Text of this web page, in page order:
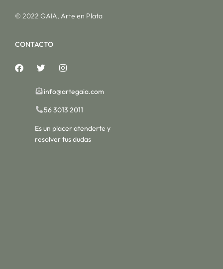
© 2022 GAIA, Arte en Plata
CONTACTO
info@artegaia.com
56 3013 2011
Es un placer atenderte y
resolver tus dudas